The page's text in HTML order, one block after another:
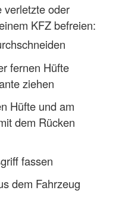
verletzte oder
KFZ befreien:
fernen Hüfte
ziehen
Hüfte und am
dem Rücken
fassen
dem Fahrzeug